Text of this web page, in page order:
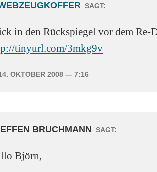
SAGT:
in den Rückspiegel vor dem Re-
tinyurl.com/3mkg9v
OKTOBER 2008 — 7:16
BRUCHMANN SAGT:
Björn,